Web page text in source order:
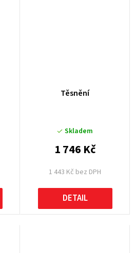
Těsnění
Skladem
1 443 Kč bez DPH
1 746 Kč
DETAIL